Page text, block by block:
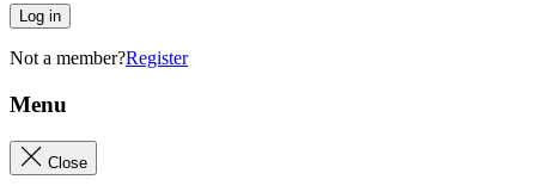
Log in
Not a member?Register
Menu
Close